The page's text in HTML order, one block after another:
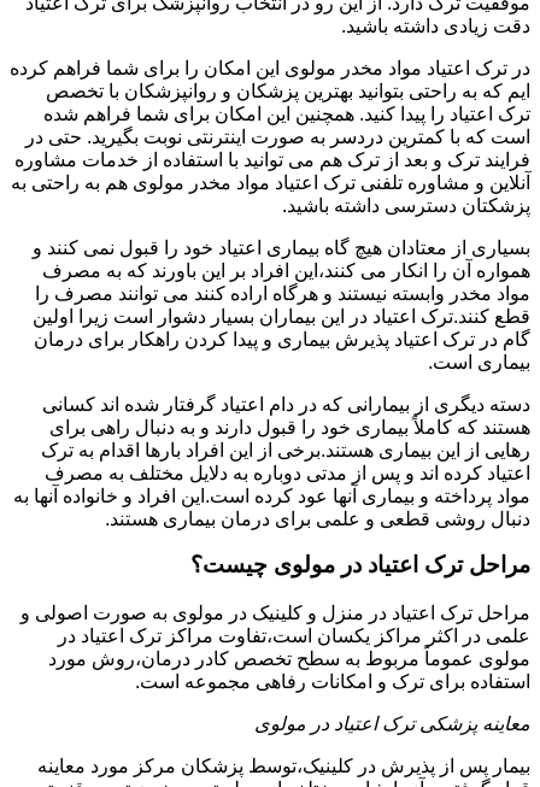
دقت زیادی داشته باشید.
در ترک اعتیاد مواد مخدر مولوی این امکان را برای شما فراهم کرده
ایم که به راحتی بتوانید بهترین پزشکان و روانپزشکان با تخصص
ترک اعتیاد را پیدا کنید. همچنین این امکان برای شما فراهم شده
است که با کمترین دردسر به صورت اینترنتی نوبت بگیرید. حتی در
فرایند ترک و بعد از ترک هم می توانید با استفاده از خدمات مشاوره
آنلاین و مشاوره تلفنی ترک اعتیاد مواد مخدر مولوی هم به راحتی به
پزشکتان دسترسی داشته باشید.
بسیاری از معتادان هیچ گاه بیماری اعتیاد خود را قبول نمی کنند و
همواره آن را انکار می کنند،این افراد بر این باورند که به مصرف
مواد مخدر وابسته نیستند و هرگاه اراده کنند می توانند مصرف را
قطع کنند.ترک اعتیاد در این بیماران بسیار دشوار است زیرا اولین
گام در ترک اعتیاد پذیرش بیماری و پیدا کردن راهکار برای درمان
بیماری است.
دسته دیگری از بیمارانی که در دام اعتیاد گرفتار شده اند کسانی
هستند که کاملاً بیماری خود را قبول دارند و به دنبال راهی برای
رهایی از این بیماری هستند.برخی از این افراد بارها اقدام به ترک
اعتیاد کرده اند و پس از مدتی دوباره به دلایل مختلف به مصرف
مواد پرداخته و بیماری آنها عود کرده است.این افراد و خانواده آنها به
دنبال روشی قطعی و علمی برای درمان بیماری هستند.
مراحل ترک اعتیاد در مولوی چیست؟
مراحل ترک اعتیاد در منزل و کلینیک در مولوی به صورت اصولی و
علمی در اکثر مراکز یکسان است،تفاوت مراکز ترک اعتیاد در
مولوی عموماً مربوط به سطح تخصص کادر درمان،روش مورد
استفاده برای ترک و امکانات رفاهی مجموعه است.
معاینه پزشکی ترک اعتیاد در مولوی
بیمار پس از پذیرش در کلینیک،توسط پزشکان مرکز مورد معاینه